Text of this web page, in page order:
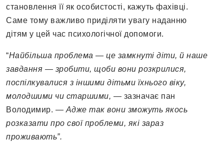
становлення її як особистості, кажуть фахівці.
Саме тому важливо приділяти увагу наданню
дітям у цей час психологічної допомоги.
“Найбільша проблема — це замкнуті діти, й наше
завдання — зробити, щоби вони розкрилися,
поспілкувалися з іншими дітьми їхнього віку,
молодшими чи старшими, — зазначає пан
Володимир. — Адже так вони зможуть якось
розказати про свої проблеми, які зараз
проживають”.